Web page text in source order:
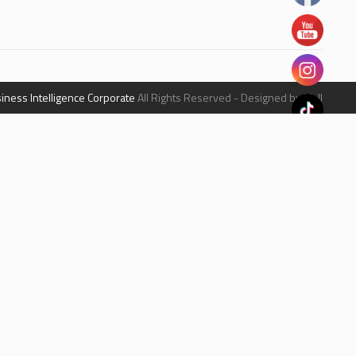
Intelligence CorporateAll Rights Reserved - Designed by Mall